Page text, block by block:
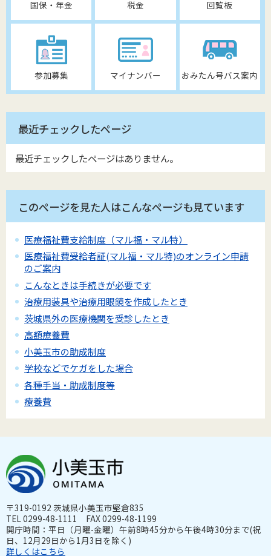
国保・年金 税金 回覧板
参加募集 マイナンバー おみたん号バス案内
最近チェックしたページ
最近チェックしたページはありません。
このページを見た人はこんなページも見ています
医療福祉費支給制度（マル福・マル特）
医療福祉費受給者証(マル福・マル特)のオンライン申請
のご案内
こんなときは手続きが必要です
治療用装具や治療用眼鏡を作成したとき
茨城県外の医療機関を受診したとき
高額療養費
小美玉市の助成制度
学校などでケガをした場合
各種手当・助成制度等
療養費
〒319-0192 茨城県小美玉市堅倉835
TEL 0299-48-1111 FAX 0299-48-1199
開庁時間：平日（月曜-金曜）午前8時45分から午後4時30分まで(祝
日、12月29日から1月3日を除く)
詳しくはこちら